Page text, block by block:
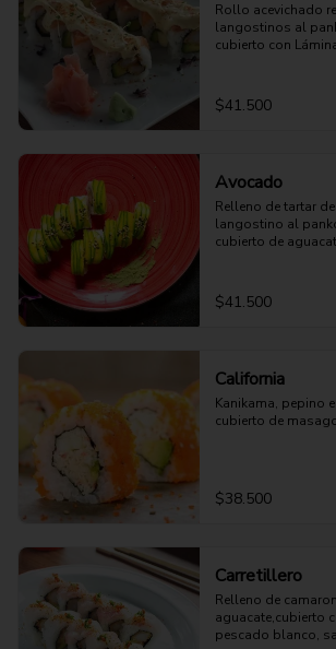
Rollo acevichado
langostinos al
cubierto con
$41.500
Avocado
Relleno de tartar
langostino al
cubierto de
$41.500
California
Kanikama, pepino
cubierto de
$38.500
Carretillero
Relleno de
aguacate,cubierto
pescado blanco,